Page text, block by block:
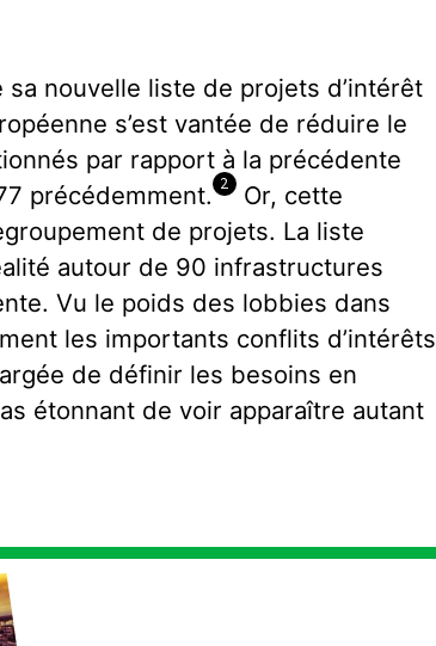
sa nouvelle liste de projets d’intérêt
s’est vantée de réduire le
par rapport à la précédente
précédemment. 2
Or, cette
de projets. La liste
autour de 90 infrastructures
Vu le poids des lobbies dans
les importants conflits d’intérêts
de définir les besoins en
étonnant de voir apparaître autant